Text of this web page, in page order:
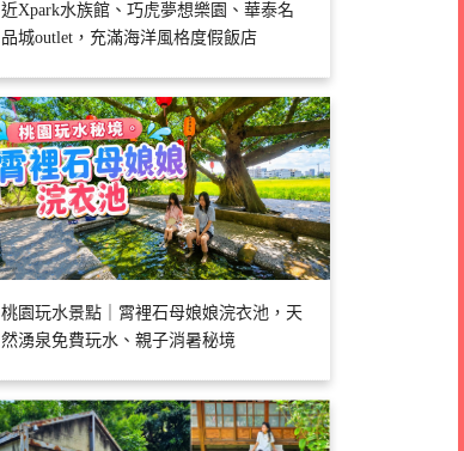
近Xpark水族館、巧虎夢想樂園、華泰名
品城outlet，充滿海洋風格度假飯店
桃園玩水景點｜霄裡石母娘娘浣衣池，天
然湧泉免費玩水、親子消暑秘境